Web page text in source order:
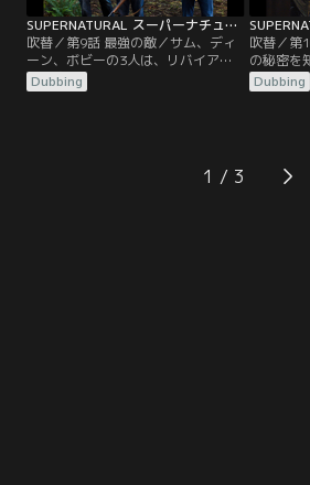
SUPERNATURAL スーパーナチュラル シーズン7 第09話／吹替
吹替／第9話 最強の敵／サム、ディ
ーン、ボビーの3人は、リバイアサ
ンの追跡から逃れるためニュージャ
ージー州の森林公園に身を潜めてい
な中、ディーンは大好きなレストラ
ン“ビガーソン”を見つけて興奮す
Dubbing
吹替／第
の秘密を
頭を撃た
の境をさ
友ルー
抜け出
Dubbing
1